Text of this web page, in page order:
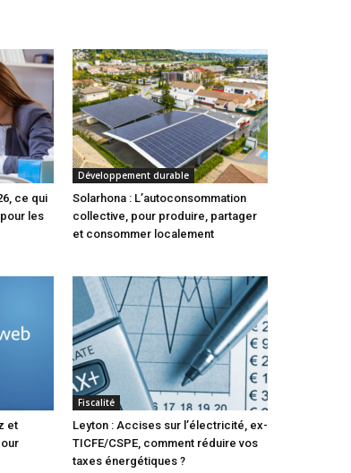
ce qui
les
Développement durable
Solarhona : L’autoconsommation
collective, pour produire, partager
et consommer localement
et
Fiscalité
Leyton : Accises sur l’électricité, ex-
TICFE/CSPE, comment réduire vos
taxes énergétiques ?